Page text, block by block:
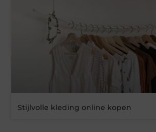
Stijlvolle kleding online kopen